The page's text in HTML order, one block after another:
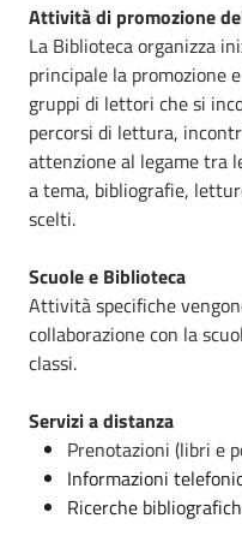
Attività di promozione
La Biblioteca organizza
principale la promozione
gruppi di lettori che si
percorsi di lettura,
attenzione al legame tra
a tema, bibliografie,
scelti.
Scuole e Biblioteca
Attività specifiche
collaborazione con la
classi.
Servizi a distanza
Prenotazioni (libri e
Informazioni
Ricerche